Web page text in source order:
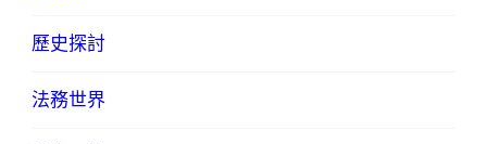
歷史探討
法務世界